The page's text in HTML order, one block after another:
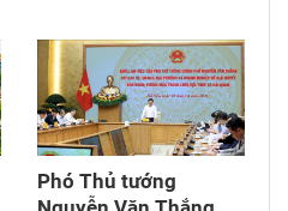
Phó Thủ tướng